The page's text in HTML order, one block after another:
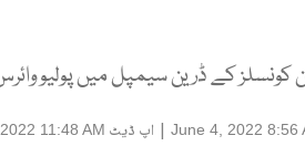
کونسلز کے ڈرین سیمپل میں پولیو
June 4, 2022 8:56
| اپ ڈیٹ 11:48 AM